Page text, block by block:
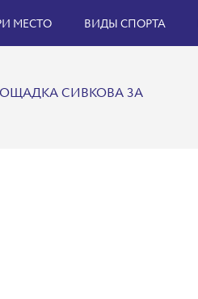
МЕСТО ВИДЫ СПОРТА
СИВКОВА 3А